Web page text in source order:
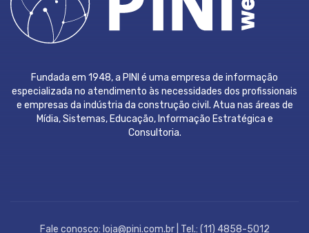
Fundada em 1948, a PINI é uma empresa de informação
especializada no atendimento às necessidades dos profissionais
e empresas da indústria da construção civil. Atua nas áreas de
Mídia, Sistemas, Educação, Informação Estratégica e
Consultoria.
Fale conosco: loja@pini.com.br | Tel.: (11) 4858-5012